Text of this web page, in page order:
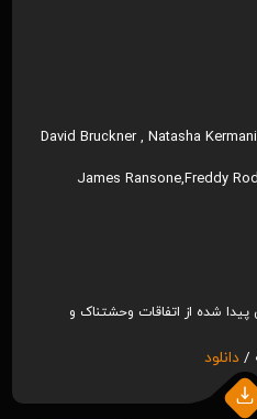
David Bruckner, Natasha Kermani
James Ransone,Freddy
پیدا شده از اتفاقات وحشتناک و
/ دانلود